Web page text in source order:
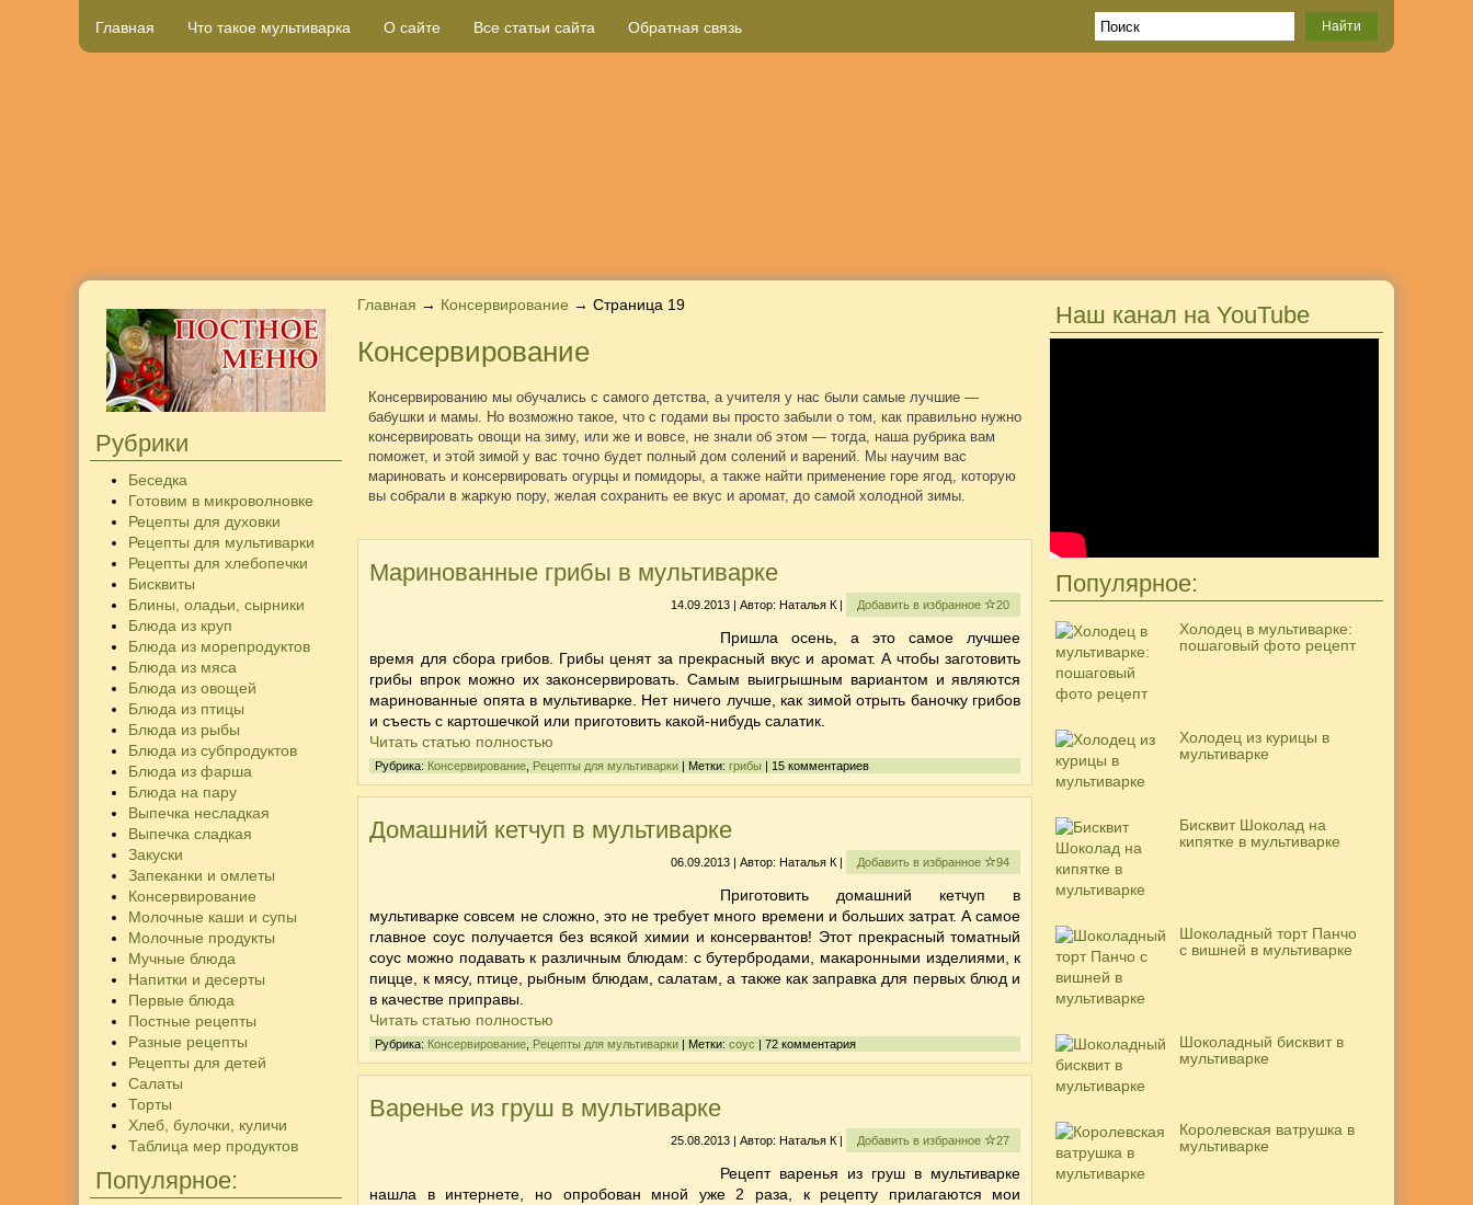
Главная Что такое мультиварка О сайте Все статьи сайта Обратная связь
Рубрики
Беседка
Готовим в микроволновке
Рецепты для духовки
Рецепты для мультиварки
Рецепты для хлебопечки
Бисквиты
Блины, оладьи, сырники
Блюда из круп
Блюда из морепродуктов
Блюда из мяса
Блюда из овощей
Блюда из птицы
Блюда из рыбы
Блюда из субпродуктов
Блюда из фарша
Блюда на пару
Выпечка несладкая
Выпечка сладкая
Закуски
Запеканки и омлеты
Консервирование
Молочные каши и супы
Молочные продукты
Мучные блюда
Напитки и десерты
Первые блюда
Постные рецепты
Разные рецепты
Рецепты для детей
Салаты
Торты
Хлеб, булочки, куличи
Таблица мер продуктов
Популярное:
Главная → Консервирование → Страница 19
Консервирование
Консервированию мы обучались с самого детства, а учителя у нас были самые лучшие —
бабушки и мамы. Но возможно такое, что с годами вы просто забыли о том, как правильно нужно
консервировать овощи на зиму, или же и вовсе, не знали об этом — тогда, наша рубрика вам
поможет, и этой зимой у вас точно будет полный дом солений и варений. Мы научим вас
мариновать и консервировать огурцы и помидоры, а также найти применение горе ягод, которую
вы собрали в жаркую пору, желая сохранить ее вкус и аромат, до самой холодной зимы.
Маринованные грибы в мультиварке
14.09.2013 | Автор: Наталья К | Добавить в избранное 20
Пришла осень, а это самое лучшее
время для сбора грибов. Грибы ценят за прекрасный вкус и аромат. А чтобы заготовить
грибы впрок можно их законсервировать. Самым выигрышным вариантом и являются
маринованные опята в мультиварке. Нет ничего лучше, как зимой отрыть баночку грибов
и съесть с картошечкой или приготовить какой-нибудь салатик.
Читать статью полностью
Рубрика: Консервирование Рецепты для мультиварки | Метки:грибы | 15 комментариев
Домашний кетчуп в мультиварке
06.09.2013 | Автор: Наталья К | Добавить в избранное 94
Приготовить домашний кетчуп в
мультиварке совсем не сложно, это не требует много времени и больших затрат. А самое
главное соус получается без всякой химии и консервантов! Этот прекрасный томатный
соус можно подавать к различным блюдам: с бутербродами, макаронными изделиями, к
пицце, к мясу, птице, рыбным блюдам, салатам, а также как заправка для первых блюд и
в качестве приправы.
Читать статью полностью
Рубрика: Консервирование Рецепты для мультиварки | Метки:соус | 72 комментария
Варенье из груш в мультиварке
25.08.2013 | Автор: Наталья К | Добавить в избранное 27
Рецепт варенья из груш в мультиварке
нашла в интернете, но опробован мной уже 2 раза, к рецепту прилагаются мои
Наш канал на YouTube
Популярное:
Холодец в мультиварке:
пошаговый фото рецепт
Холодец из курицы в
мультиварке
Бисквит Шоколад на
кипятке в мультиварке
Шоколадный торт Панчо
с вишней в мультиварке
Шоколадный бисквит в
мультиварке
Королевская ватрушка в
мультиварке